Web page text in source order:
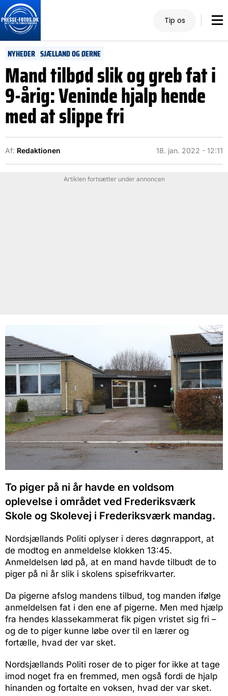
Tip os
NYHEDER SJÆLLAND OG ØERNE
Mand tilbød slik og greb fat i
9-årig: Veninde hjalp hende
med at slippe fri
Af: Redaktionen 18. jan. 2022 - 12:11
Artiklen fortsætter under annoncen
To piger på ni år havde en voldsom
oplevelse i området ved Frederiksværk
Skole og Skolevej i Frederiksværk mandag.
Nordsjællands Politi oplyser i deres døgnrapport, at
de modtog en anmeldelse klokken 13:45.
Anmeldelsen lød på, at en mand havde tilbudt de to
piger på ni år slik i skolens spisefrikvarter.
Da pigerne afslog mandens tilbud, tog manden ifølge
anmeldelsen fat i den ene af pigerne. Men med hjælp
fra hendes klassekammerat fik pigen vristet sig fri –
og de to piger kunne løbe over til en lærer og
fortælle, hvad der var sket.
Nordsjællands Politi roser de to piger for ikke at tage
imod noget fra en fremmed, men også fordi de hjalp
hinanden og fortalte en voksen, hvad der var sket.